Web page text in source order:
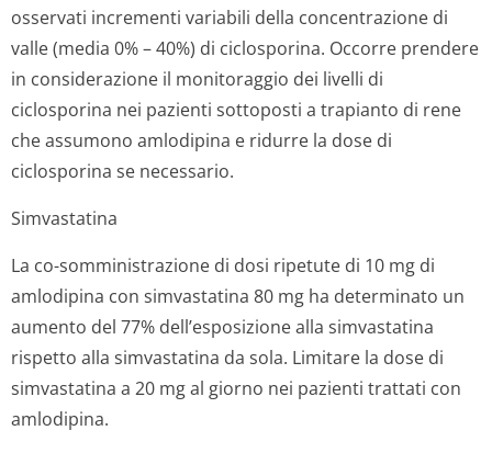
osservati incrementi variabili della concentrazione di
valle (media 0% – 40%) di ciclosporina. Occorre prendere
in considerazione il monitoraggio dei livelli di
ciclosporina nei pazienti sottoposti a trapianto di rene
che assumono amlodipina e ridurre la dose di
ciclosporina se necessario.
Simvastatina
La co-somministrazione di dosi ripetute di 10 mg di
amlodipina con simvastatina 80 mg ha determinato un
aumento del 77% dell’esposizione alla simvastatina
rispetto alla simvastatina da sola. Limitare la dose di
simvastatina a 20 mg al giorno nei pazienti trattati con
amlodipina.